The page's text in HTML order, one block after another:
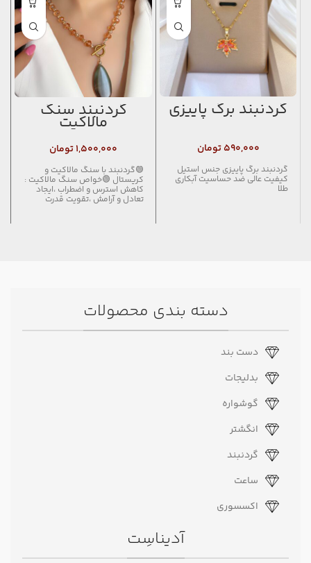
گردنبند برگ پاییزی
۵۹۰,۰۰۰ تومان
گردنبند برگ پاییزی جنس استیل
کیفیت عالی ضد حساسیت آبکاری
طلا
گردنبند سنگ
مالاکیت
۱,۵۰۰,۰۰۰تومان
🟢گردنبند با سنگ مالاکیت و
کریستال 🟢خواص سنگ مالاکیت :
کاهش استرس و اضطراب ،ایجاد
تعادل و آرامش ،تقویت قدرت
دسته بندی محصولات
دست بند
بدلیجات
گوشواره
انگشتر
گردنبند
ساعت
اکسسوری
آدیناسِت